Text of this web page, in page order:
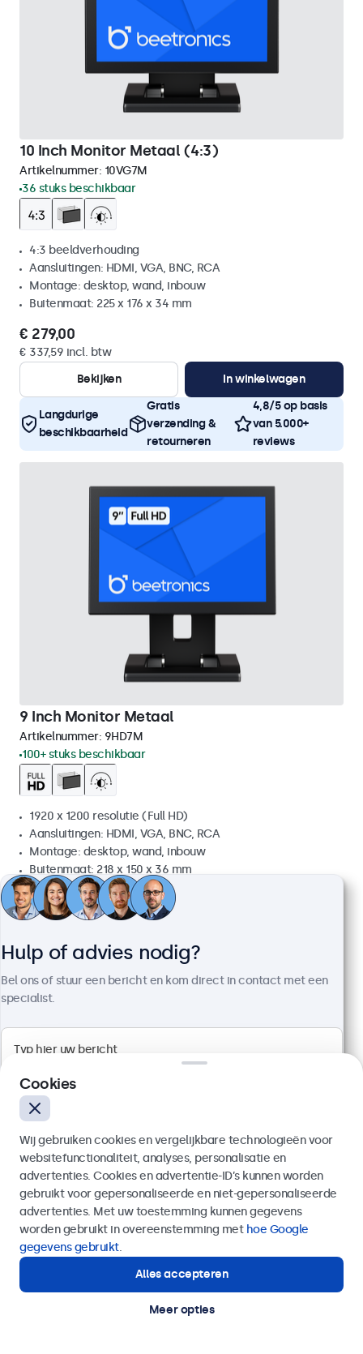
10 Inch Monitor Metaal (4:3)
Artikelnummer: 10VG7M
36 stuks beschikbaar
4:3 beeldverhouding
Aansluitingen: HDMI, VGA, BNC, RCA
Montage: desktop, wand, inbouw
Buitenmaat: 225 x 176 x 34 mm
€ 279,00
€ 337,59 incl. btw
Bekijken
In winkelwagen
Langdurige
beschikbaarheid
Gratis
verzending &
retourneren
4,8/5 op basis
van 5.000+
reviews
9 Inch Monitor Metaal
Artikelnummer: 9HD7M
100+ stuks beschikbaar
1920 x 1200 resolutie (Full HD)
Aansluitingen: HDMI, VGA, BNC, RCA
Montage: desktop, wand, inbouw
Buitenmaat: 218 x 150 x 36 mm
€ 279,00
€ 337,59 incl. btw
Bekijken
10 Inch Monitor
Artikelnummer:10HD7
100+ stuks beschikbaar
Haarscherpe Full HD beeldweergave
Hulp of advies nodig?
Bel ons of stuur een bericht en kom direct in contact met een
specialist.
Verzenden
Of bel ons op
Hulp of advies nodig?
Direct contact met een specialist.
Cookies
Wij gebruiken cookies en vergelijkbare technologieën voor
websitefunctionaliteit, analyses, personalisatie en
advertenties. Cookies en advertentie-ID’s kunnen worden
gebruikt voor gepersonaliseerde en niet-gepersonaliseerde
advertenties. Met uw toestemming kunnen gegevens
worden gebruikt in overeenstemming met hoe Google
gegevens gebruikt.
Alles accepteren
Meer opties